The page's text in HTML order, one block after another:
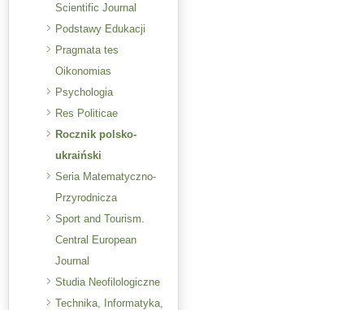
Scientific Journal
Podstawy Edukacji
Pragmata tes
Oikonomias
Psychologia
Res Politicae
Rocznik polsko-
ukraiński
Seria Matematyczno-
Przyrodnicza
Sport and Tourism.
Central European
Journal
Studia Neofilologiczne
Technika, Informatyka,